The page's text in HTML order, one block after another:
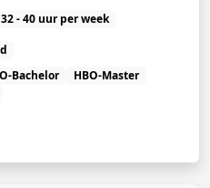
32 - 40 uur per week
Bachelor
HBO-Master